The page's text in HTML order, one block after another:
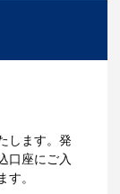
します。発
口座にご入
。